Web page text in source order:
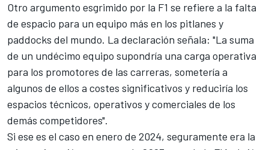
Otro argumento esgrimido por la F1 se refiere a la falta
de espacio para un equipo más en los pitlanes y
paddocks del mundo. La declaración señala: "La suma
de un undécimo equipo supondría una carga operativa
para los promotores de las carreras, sometería a
algunos de ellos a costes significativos y reduciría los
espacios técnicos, operativos y comerciales de los
demás competidores".
Si ese es el caso en enero de 2024, seguramente era la